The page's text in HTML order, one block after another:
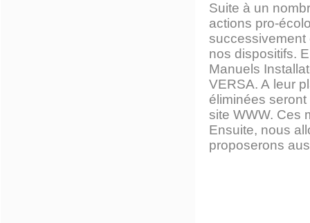
Suite à un
actions pro-
successivement
nos dispositifs.
Manuels
VERSA. A leur
éliminées
site WWW. Ces
Ensuite, nous
proposerons